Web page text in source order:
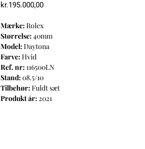
kr.195.000,00
Mærke:Rolex
Størrelse:40mm
Model:Daytona
Farve:Hvid
Ref. nr:116500LN
Stand:08.5/10
Tilbehør:Fuldt sæt
Produkt år:2021